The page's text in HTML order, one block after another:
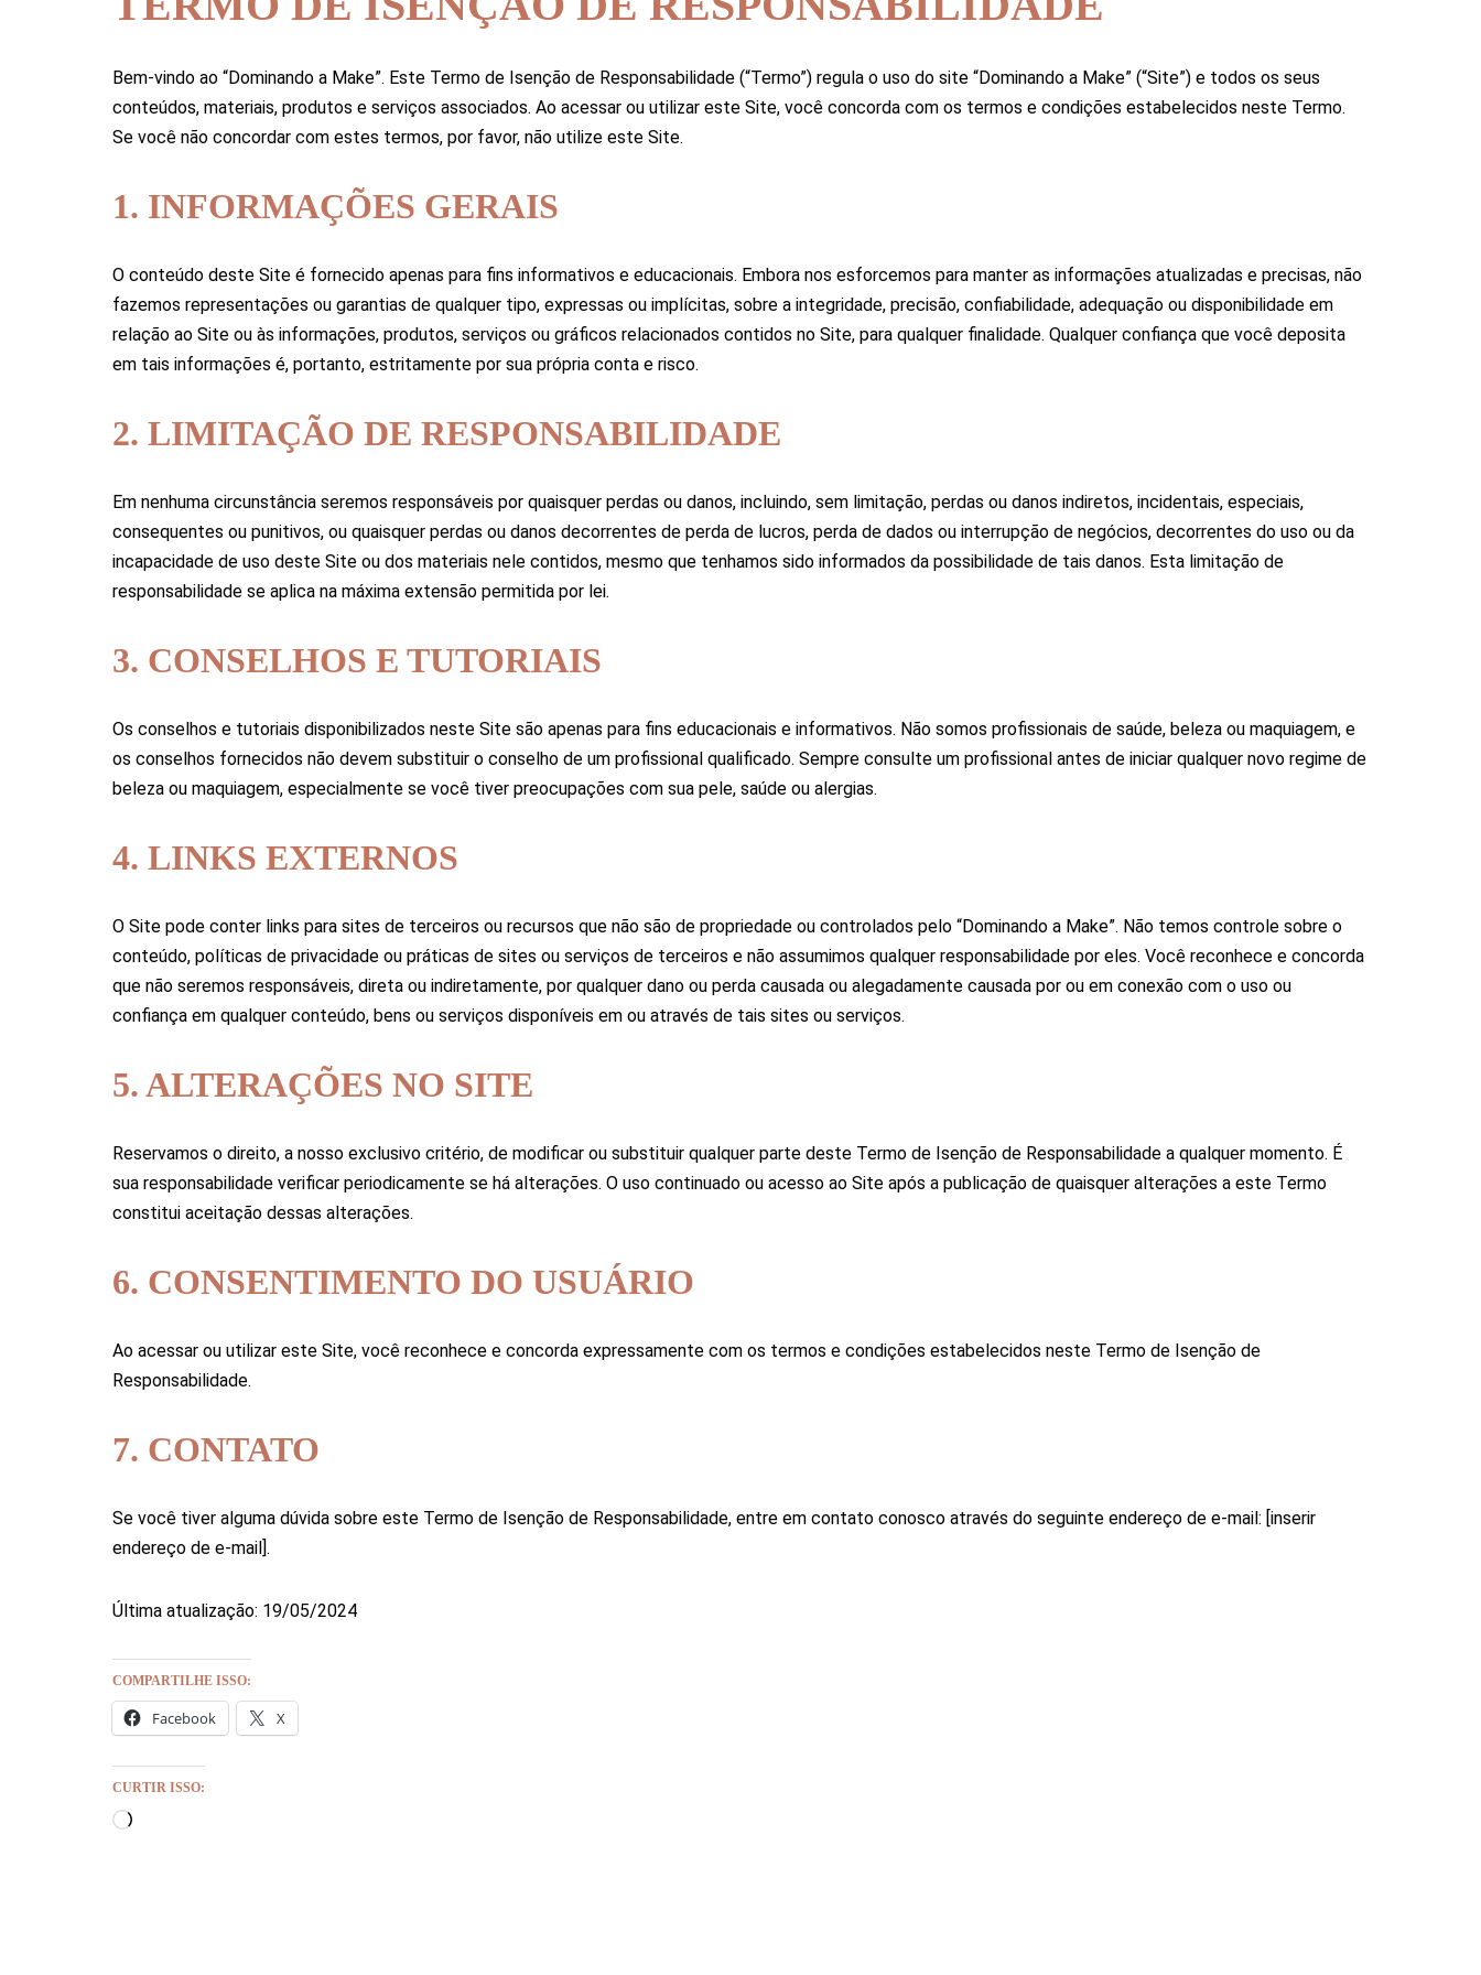
Bem-vindo ao “Dominando a Make”. Este Termo de Isenção de Responsabilidade (“Termo”) regula o uso do site “Dominando a Make” (“Site”) e todos os seus
conteúdos, materiais, produtos e serviços associados. Ao acessar ou utilizar este Site, você concorda com os termos e condições estabelecidos neste Termo.
Se você não concordar com estes termos, por favor, não utilize este Site.
1. INFORMAÇÕES GERAIS
O conteúdo deste Site é fornecido apenas para fins informativos e educacionais. Embora nos esforcemos para manter as informações atualizadas e precisas, não
fazemos representações ou garantias de qualquer tipo, expressas ou implícitas, sobre a integridade, precisão, confiabilidade, adequação ou disponibilidade em
relação ao Site ou às informações, produtos, serviços ou gráficos relacionados contidos no Site, para qualquer finalidade. Qualquer confiança que você deposita
em tais informações é, portanto, estritamente por sua própria conta e risco.
2. LIMITAÇÃO DE RESPONSABILIDADE
Em nenhuma circunstância seremos responsáveis por quaisquer perdas ou danos, incluindo, sem limitação, perdas ou danos indiretos, incidentais, especiais,
consequentes ou punitivos, ou quaisquer perdas ou danos decorrentes de perda de lucros, perda de dados ou interrupção de negócios, decorrentes do uso ou da
incapacidade de uso deste Site ou dos materiais nele contidos, mesmo que tenhamos sido informados da possibilidade de tais danos. Esta limitação de
responsabilidade se aplica na máxima extensão permitida por lei.
3. CONSELHOS E TUTORIAIS
Os conselhos e tutoriais disponibilizados neste Site são apenas para fins educacionais e informativos. Não somos profissionais de saúde, beleza ou maquiagem, e
os conselhos fornecidos não devem substituir o conselho de um profissional qualificado. Sempre consulte um profissional antes de iniciar qualquer novo regime de
beleza ou maquiagem, especialmente se você tiver preocupações com sua pele, saúde ou alergias.
4. LINKS EXTERNOS
O Site pode conter links para sites de terceiros ou recursos que não são de propriedade ou controlados pelo “Dominando a Make”. Não temos controle sobre o
conteúdo, políticas de privacidade ou práticas de sites ou serviços de terceiros e não assumimos qualquer responsabilidade por eles. Você reconhece e concorda
que não seremos responsáveis, direta ou indiretamente, por qualquer dano ou perda causada ou alegadamente causada por ou em conexão com o uso ou
confiança em qualquer conteúdo, bens ou serviços disponíveis em ou através de tais sites ou serviços.
5. ALTERAÇÕES NO SITE
Reservamos o direito, a nosso exclusivo critério, de modificar ou substituir qualquer parte deste Termo de Isenção de Responsabilidade a qualquer momento. É
sua responsabilidade verificar periodicamente se há alterações. O uso continuado ou acesso ao Site após a publicação de quaisquer alterações a este Termo
constitui aceitação dessas alterações.
6. CONSENTIMENTO DO USUÁRIO
Ao acessar ou utilizar este Site, você reconhece e concorda expressamente com os termos e condições estabelecidos neste Termo de Isenção de
Responsabilidade.
7. CONTATO
Se você tiver alguma dúvida sobre este Termo de Isenção de Responsabilidade, entre em contato conosco através do seguinte endereço de e-mail: [inserir
endereço de e-mail].
Última atualização: 19/05/2024
COMPARTILHE ISSO:
Facebook X
CURTIR ISSO: